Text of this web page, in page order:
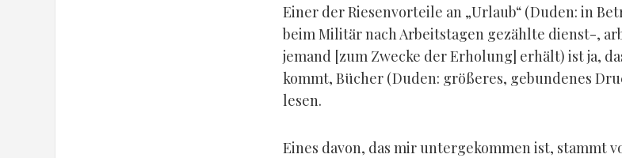
Einer der Riesenvorteile an „Urlaub“ (Duden: in
beim Militär nach Arbeitstagen gezählte dienst-,
jemand [zum Zwecke der Erholung] erhält) ist ja,
kommt, Bücher (Duden: größeres, gebundenes
lesen.
Eines davon, das mir untergekommen ist, stammt